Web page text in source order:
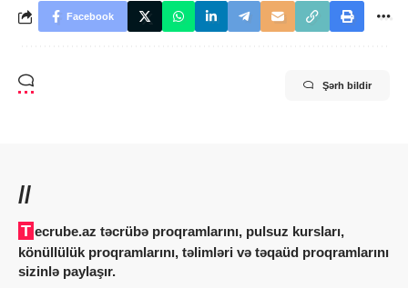
Facebook
Şərh bildir
//
Tecrube.az təcrübə proqramlarını, pulsuz kursları,
könüllülük proqramlarını, təlimləri və təqaüd proqramlarını
sizinlə paylaşır.